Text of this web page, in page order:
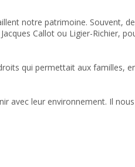
notre patrimoine. Souvent,
Callot ou Ligier-Richier,
qui permettait aux familles,
avec leur environnement. Il